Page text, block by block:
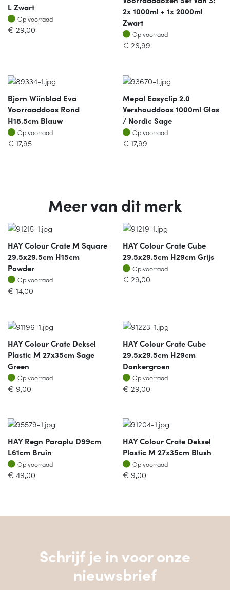
L Zwart
Op voorraad
Op voorraad
€ 29,00
2x 1000ml + 1x 2000ml
Zwart
Op voorraad
Op voorraad
€ 26,99
Bjørn Wiinblad Eva
Voorraaddoos Rond
H18.5cm Blauw
Op voorraad
Op voorraad
€ 17,95
Mepal Easyclip 2.0
Vershouddoos 1000ml Glas
/ Nordic Sage
Op voorraad
Op voorraad
€ 17,99
Meer van dit merk
HAY Colour Crate M Square
29.5x29.5cm H15cm
Powder
Op voorraad
Op voorraad
€ 14,00
HAY Colour Crate Cube
29.5x29.5cm H29cm Grijs
Op voorraad
Op voorraad
€ 29,00
HAY Colour Crate Deksel
Plastic M 27x35cm Sage
Green
Op voorraad
Op voorraad
€ 9,00
HAY Colour Crate Cube
29.5x29.5cm H29cm
Donkergroen
Op voorraad
Op voorraad
€ 29,00
HAY Regn Paraplu D99cm
L61cm Bruin
Op voorraad
Op voorraad
€ 49,00
HAY Colour Crate Deksel
Plastic M 27x35cm Blush
Op voorraad
Op voorraad
€ 9,00
Schrijf je in voor onze
nieuwsbrief